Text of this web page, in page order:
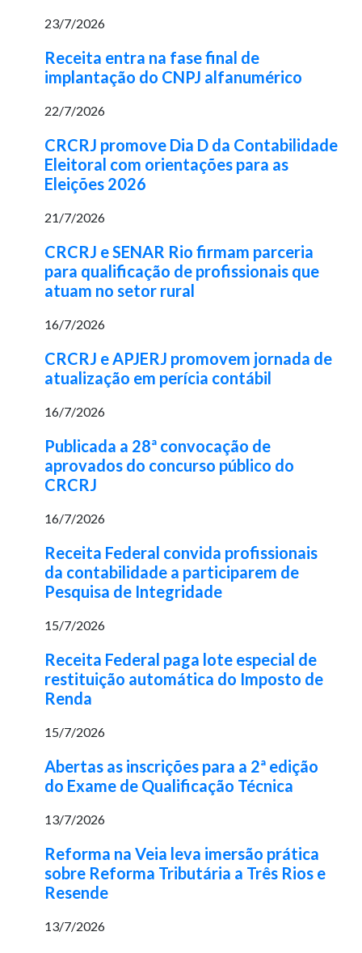
23/7/2026
Receita entra na fase final de
implantação do CNPJ alfanumérico
22/7/2026
CRCRJ promove Dia D da Contabilidade
Eleitoral com orientações para as
Eleições 2026
21/7/2026
CRCRJ e SENAR Rio firmam parceria
para qualificação de profissionais que
atuam no setor rural
16/7/2026
CRCRJ e APJERJ promovem jornada de
atualização em perícia contábil
16/7/2026
Publicada a 28ª convocação de
aprovados do concurso público do
CRCRJ
16/7/2026
Receita Federal convida profissionais
da contabilidade a participarem de
Pesquisa de Integridade
15/7/2026
Receita Federal paga lote especial de
restituição automática do Imposto de
Renda
15/7/2026
Abertas as inscrições para a 2ª edição
do Exame de Qualificação Técnica
13/7/2026
Reforma na Veia leva imersão prática
sobre Reforma Tributária a Três Rios e
Resende
13/7/2026